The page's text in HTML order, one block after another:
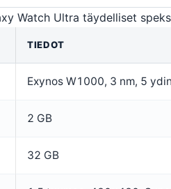
Watch Ultra täydelliset
TIEDOT
Exynos W1000, 3 nm, 5
2 GB
32 GB